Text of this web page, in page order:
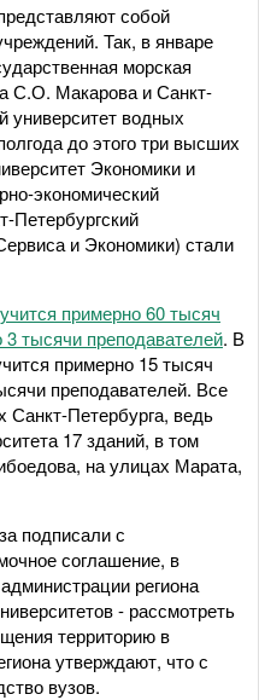
собой
Так, в январе
морская
С.О. Макарова и Санкт-
университет водных
до этого три высших
Экономики и
экономический
Петербургский
и Экономики) стали
учится примерно 60 тысяч
3 тысячи преподавателей. В
примерно 15 тысяч
преподавателей. Все
Санкт-Петербурга, ведь
17 зданий, в том
на улицах Марата,
подписали с
соглашение, в
региона
- рассмотреть
территорию в
утверждают, что с
вузов.